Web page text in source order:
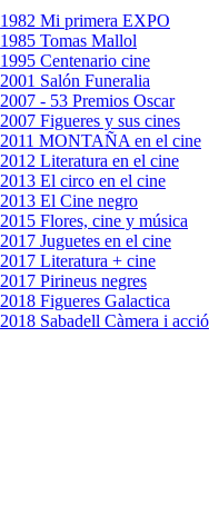
1982 Mi primera EXPO
1985 Tomas Mallol
1995 Centenario cine
2001 Salón Funeralia
2007 - 53 Premios Oscar
2007 Figueres y sus cines
2011 MONTAÑA en el cine
2012 Literatura en el cine
2013 El circo en el cine
2013 El Cine negro
2015 Flores, cine y música
2017 Juguetes en el cine
2017 Literatura + cine
2017 Pirineus negres
2018 Figueres Galactica
2018 Sabadell Càmera i acció